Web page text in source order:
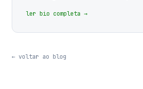
ler bio completa →
← voltar ao blog